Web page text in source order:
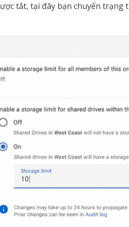
tắt, tại đây bạn chuyển trạng